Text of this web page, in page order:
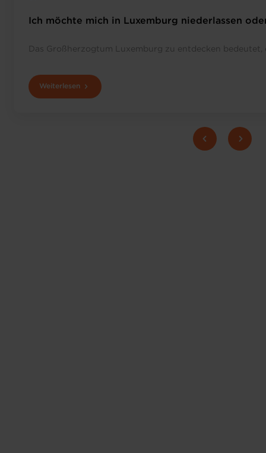
Ich möchte mich in Luxemburg niederlassen
Das Großherzogtum Luxemburg zu entdecken
Weiterlesen